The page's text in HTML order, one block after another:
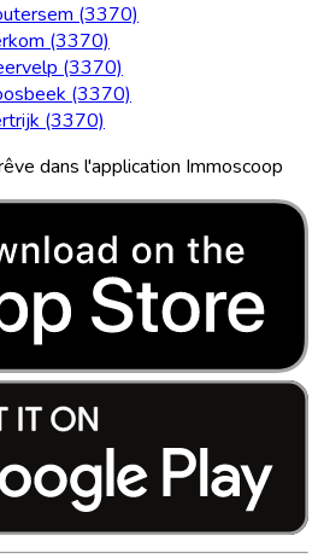
(3370)
(3370)
(3370)
(3370)
(3370)
dans l'application Immoscoop